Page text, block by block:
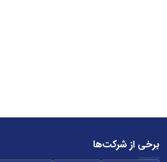
برخی از شرکت‌ها